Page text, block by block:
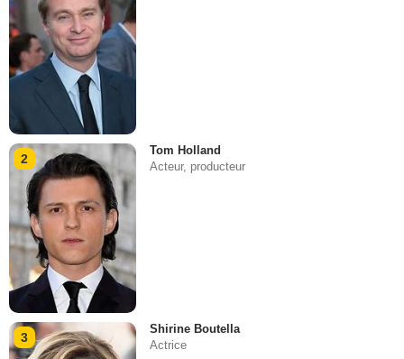
2
Tom Holland
Acteur, producteur
3
Shirine Boutella
Actrice